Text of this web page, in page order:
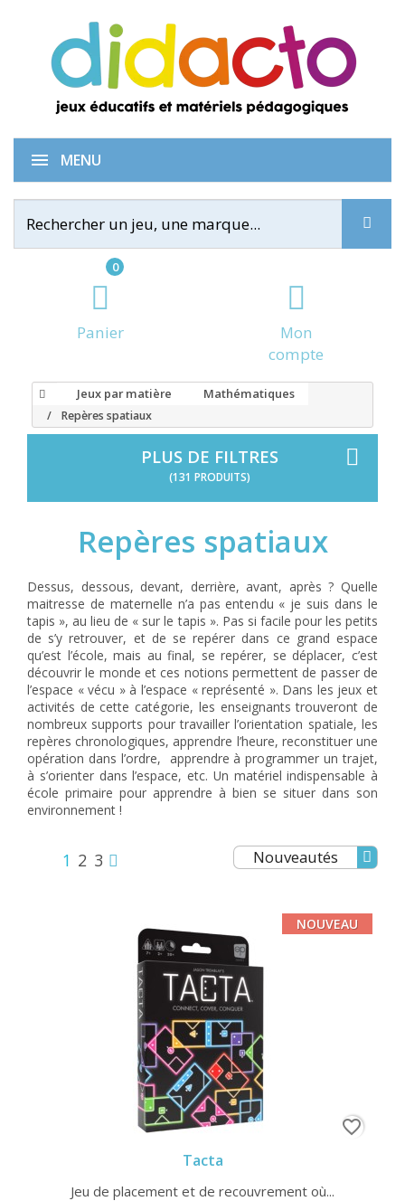
0
Panier
Mon
compte
MENU
Jeux par matière Mathématiques
Repères spatiaux
PLUS DE FILTRES
(131 PRODUITS)
Repères spatiaux
Dessus, dessous, devant, derrière, avant, après ? Quelle
maitresse de maternelle n’a pas entendu « je suis dans le
tapis », au lieu de « sur le tapis ». Pas si facile pour les petits
de s’y retrouver, et de se repérer dans ce grand espace
qu’est l’école, mais au final, se repérer, se déplacer, c’est
découvrir le monde et ces notions permettent de passer de
l’espace « vécu » à l’espace « représenté ». Dans les jeux et
activités de cette catégorie, les enseignants trouveront de
nombreux supports pour travailler l’orientation spatiale, les
repères chronologiques, apprendre l’heure, reconstituer une
opération dans l’ordre, apprendre à programmer un trajet,
à s’orienter dans l’espace, etc. Un matériel indispensable à
école primaire pour apprendre à bien se situer dans son
environnement !
1 2 3 Nouveautés
Tacta
Jeu de placement et de recouvrement où...
NOUVEAU
favorite_border